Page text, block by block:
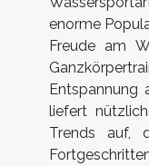
enorme
Freude am
Entspannung
liefert
Trends auf,